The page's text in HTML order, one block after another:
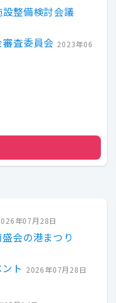
整備検討会議
査委員会 2023年06
年07月28日
会の港まつり
ト 2026年07月28日